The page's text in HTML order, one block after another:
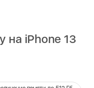
на iPhone 13